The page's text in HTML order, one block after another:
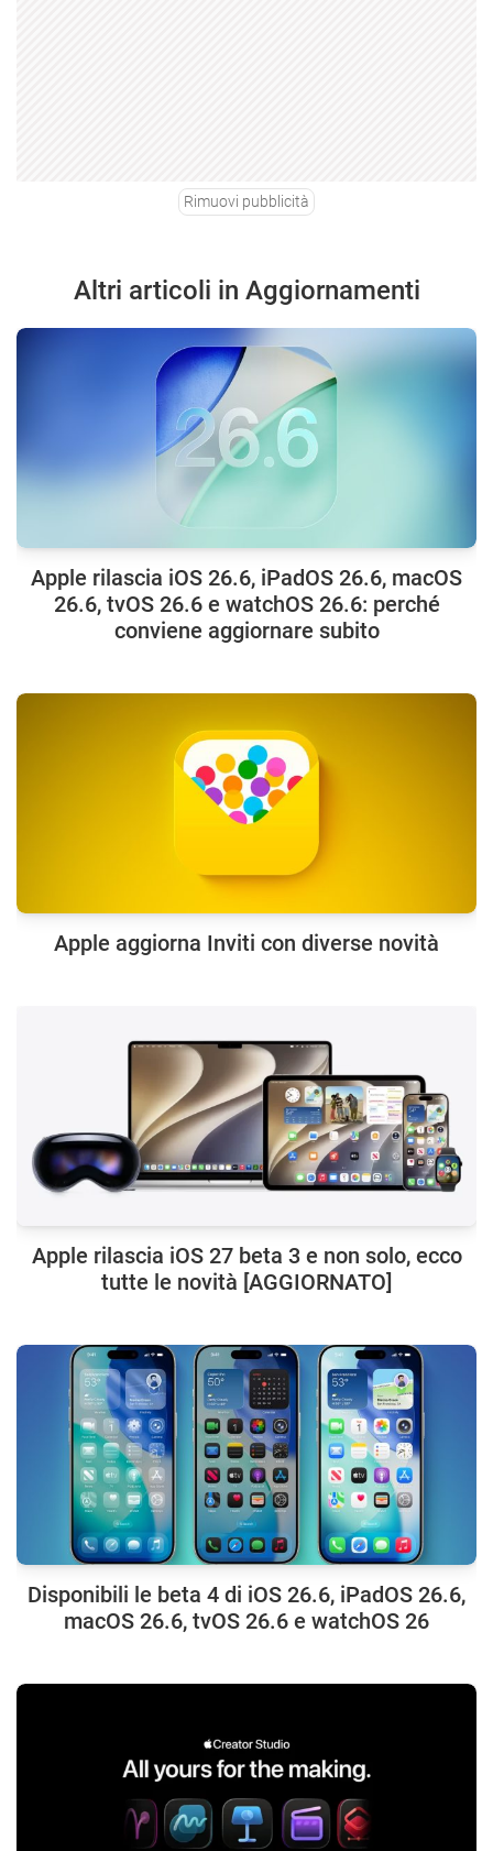
Rimuovi pubblicità
Altri articoli in Aggiornamenti
Apple rilascia iOS 26.6, iPadOS 26.6, macOS
26.6, tvOS 26.6 e watchOS 26.6: perché
conviene aggiornare subito
Apple aggiorna Inviti con diverse novità
Apple rilascia iOS 27 beta 3 e non solo, ecco
tutte le novità [AGGIORNATO]
Disponibili le beta 4 di iOS 26.6, iPadOS 26.6,
macOS 26.6, tvOS 26.6 e watchOS 26